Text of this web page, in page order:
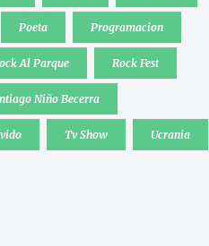
Poeta Programacion
Al Parque Rock Fest
Niño Becerra
Tv Show Ucrania